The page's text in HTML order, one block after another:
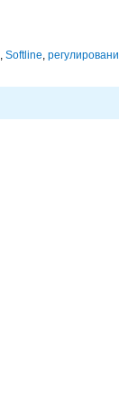
, Softline,